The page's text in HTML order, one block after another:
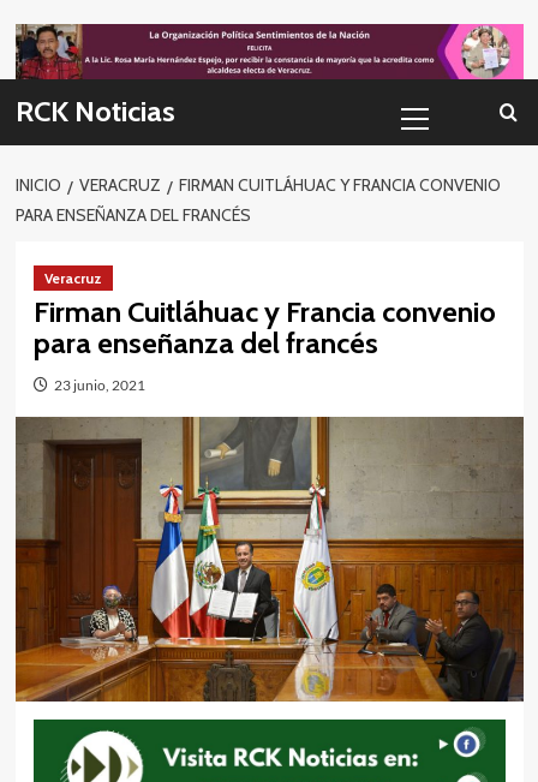
to
content
RCK Noticias
primario
INICIO VERACRUZ
FIRMAN CUITLÁHUAC Y FRANCIA CONVENIO
PARA ENSEÑANZA DEL FRANCÉS
Veracruz
Firman Cuitláhuac y Francia convenio
para enseñanza del francés
23 junio, 2021